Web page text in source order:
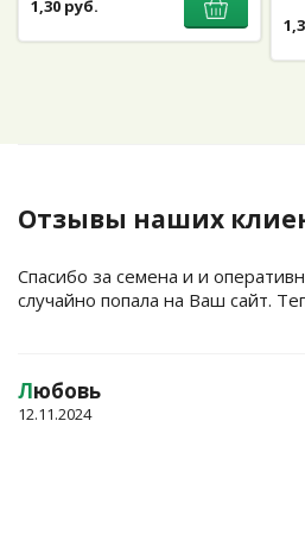
1,30 руб.
Отзывы наших
Спасибо за семена и и
случайно попала на Ваш сайт.
Любовь
12.11.2024